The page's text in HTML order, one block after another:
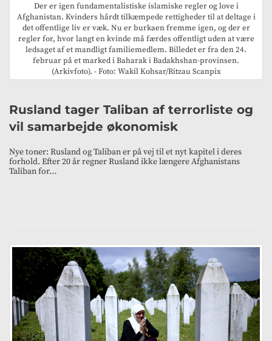
Der er igen fundamentalistiske islamiske regler og love i
Afghanistan. Kvinders hårdt tilkæmpede rettigheder til at deltage i
det offentlige liv er væk. Nu er burkaen fremme igen, og der er
regler for, hvor langt en kvinde må færdes offentligt uden at være
ledsaget af et mandligt familiemedlem. Billedet er fra den 24.
februar på et marked i Baharak i Badakhshan-provinsen.
(Arkivfoto). - Foto: Wakil Kohsar/Ritzau Scanpix
Rusland tager Taliban af terrorliste og
vil samarbejde økonomisk
Nye toner: Rusland og Taliban er på vej til et nyt kapitel i deres
forhold. Efter 20 år regner Rusland ikke længere Afghanistans
Taliban for…